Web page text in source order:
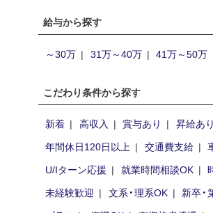
給与から探す
～30万 31万～40万 41万～50万
こだわり条件から探す
新着 高収入 賞与あり
昇給あ
年間休日120日以上
交通費支給
U/Iターン応援
就業時間相談OK
未経験歓迎
文系・理系OK
新卒